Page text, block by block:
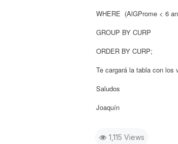
WHERE (AlGProme < 6
GROUP BY CURP
ORDER BY CURP;
Te cargará la tabla con los
Saludos
Joaquín
1,115 Views